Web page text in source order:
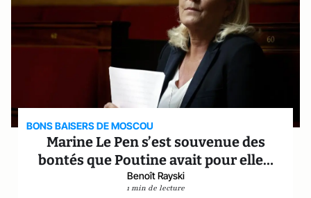
BONS BAISERS DE MOSCOU
Marine Le Pen s’est souvenue des
bontés que Poutine avait pour elle…
Benoît Rayski
1 min de lecture